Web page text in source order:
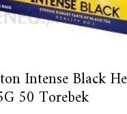
Intense Black
50 Torebek